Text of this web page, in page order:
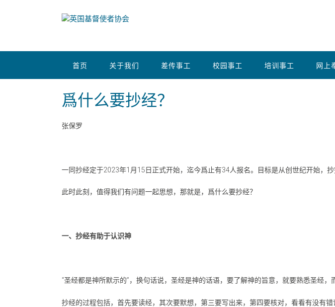
首页 关于我们 差传事工 校园事工 培训事工 网上
爲什么要抄经？
张保罗
一同抄经定于2023年1月15日正式开始，迄今爲止有34人报名。目标是从创世纪开始，抄
此时此刻，值得我们有问题一起思想，那就是，爲什么要抄经？
一、抄经有助于认识神
“圣经都是神所默示的”，换句话说，圣经是神的话语，要了解神的旨意，就要熟悉圣经，
抄经的过程包括，首先要读经，其次要默想，第三要写出来，第四要核对，看看有没有